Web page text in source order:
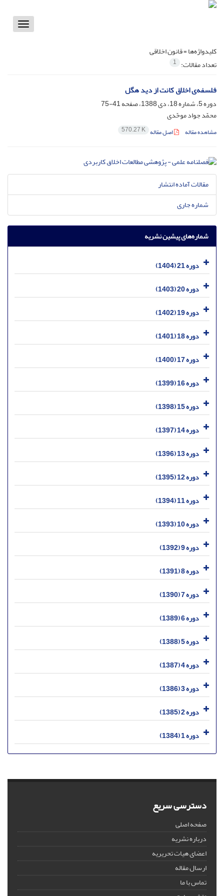
Toggle
کلیدواژه‌ها =قانون اخلاقی
تعداد مقالات: 1
فلسفه‌ی اخلاق کانت از دید هگل
دوره 5، شماره 18، دی 1388، صفحه
41-75
محمّد جواد موحّدی
مشاهده مقاله اصل مقاله 570.27 K
مقالات آماده انتشار
شماره جاری
شماره‌های پیشین نشریه
دوره 21 (1404)
دوره 20 (1403)
دوره 19 (1402)
دوره 18 (1401)
دوره 17 (1400)
دوره 16 (1399)
دوره 15 (1398)
دوره 14 (1397)
دوره 13 (1396)
دوره 12 (1395)
دوره 11 (1394)
دوره 10 (1393)
دوره 9 (1392)
دوره 8 (1391)
دوره 7 (1390)
دوره 6 (1389)
دوره 5 (1388)
دوره 4 (1387)
دوره 3 (1386)
دوره 2 (1385)
دوره 1 (1384)
دسترسی سریع
صفحه اصلی
درباره نشریه
اعضای هیات تحریریه
ارسال مقاله
تماس با ما